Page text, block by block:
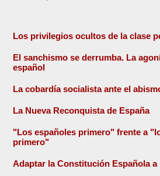
Los privilegios ocultos de la clase
El sanchismo se derrumba. La
español
La cobardía socialista ante el
La Nueva Reconquista de España
"Los españoles primero" frente a
primero"
Adaptar la Constitución Española a